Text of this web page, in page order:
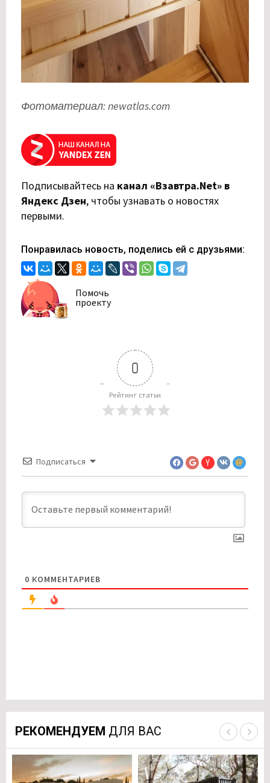
Фотоматериал: newatlas.com
Подписывайтесь на канал «Взавтра.Net» в
Яндекс Дзен, чтобы узнавать о новостях
первыми.
Понравилась новость, поделись ей с друзьями:
Помочь
проекту
0
Рейтинг статьи
Подписаться
0 КОММЕНТАРИЕВ
РЕКОМЕНДУЕМ ДЛЯ ВАС